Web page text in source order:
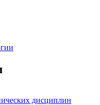
дисциплин